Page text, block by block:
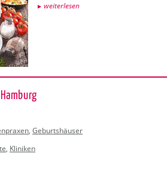
wei­ter­le­sen
, Geburtshäuser
, Kliniken